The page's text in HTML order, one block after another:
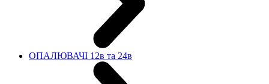
ОПАЛЮВАЧІ 12в та 24в